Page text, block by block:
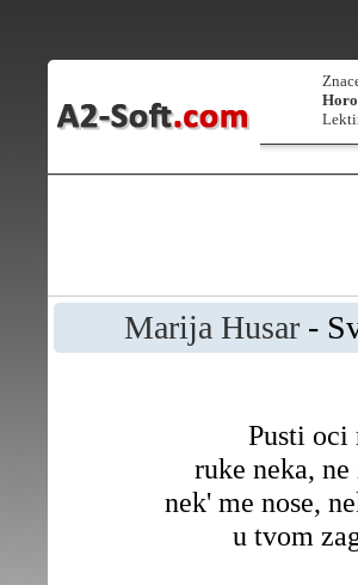
Marija Husar-
Pusti oci
ruke neka,
nek' me nose,
u tvom